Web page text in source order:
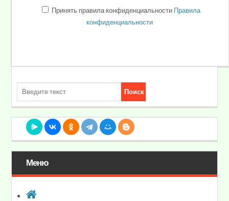
Принять правила конфиденциальностиПравила
конфиденциальности
Меню